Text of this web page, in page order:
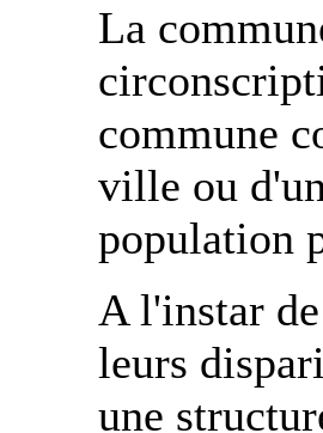
La
commune
ville ou
population
A l'instar
leurs
une